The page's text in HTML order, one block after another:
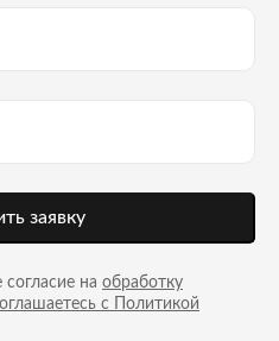
заявку
на обработку
с Политикой